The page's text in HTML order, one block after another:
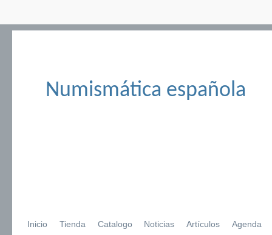
Numismática española
Inicio Tienda Catalogo Noticias Artículos Agenda